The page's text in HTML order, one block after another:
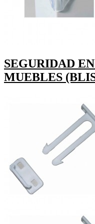
SEGURIDAD
MUEBLES